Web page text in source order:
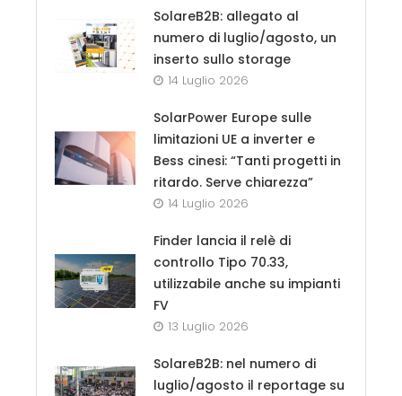
SolareB2B: allegato al
numero di luglio/agosto, un
inserto sullo storage
14 Luglio 2026
SolarPower Europe sulle
limitazioni UE a inverter e
Bess cinesi: “Tanti progetti in
ritardo. Serve chiarezza”
14 Luglio 2026
Finder lancia il relè di
controllo Tipo 70.33,
utilizzabile anche su impianti
FV
13 Luglio 2026
SolareB2B: nel numero di
luglio/agosto il reportage su